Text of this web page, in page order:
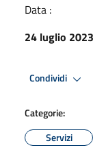
Data :
24 luglio 2023
Condividi
Categorie:
Servizi